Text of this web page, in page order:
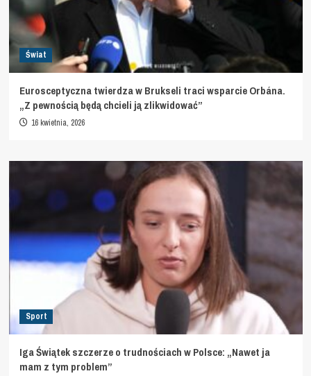
Świat
Eurosceptyczna twierdza w Brukseli traci wsparcie Orbána.
„Z pewnością będą chcieli ją zlikwidować”
16 kwietnia, 2026
Sport
Iga Świątek szczerze o trudnościach w Polsce: „Nawet ja
mam z tym problem”